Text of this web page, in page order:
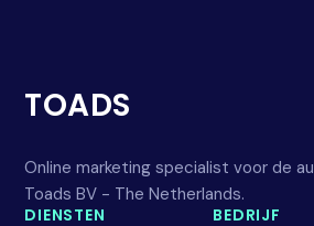
TOADS
Online marketing specialist voor de
Toads BV - The Netherlands.
DIENSTEN
BEDRIJF